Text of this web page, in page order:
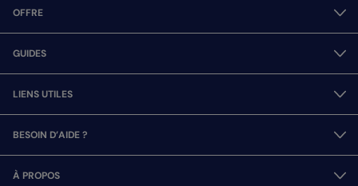
OFFRE
GUIDES
LIENS UTILES
BESOIN D’AIDE ?
À PROPOS